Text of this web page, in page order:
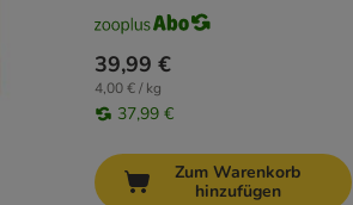
39,99 €
4,00 € / kg
37,99 €
Zum Warenkorb
hinzufügen